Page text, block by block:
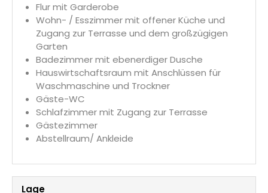
Flur mit Garderobe
Wohn- / Esszimmer mit offener Küche und
Zugang zur Terrasse und dem großzügigen
Garten
Badezimmer mit ebenerdiger Dusche
Hauswirtschaftsraum mit Anschlüssen für
Waschmaschine und Trockner
Gäste-WC
Schlafzimmer mit Zugang zur Terrasse
Gästezimmer
Abstellraum/ Ankleide
Lage